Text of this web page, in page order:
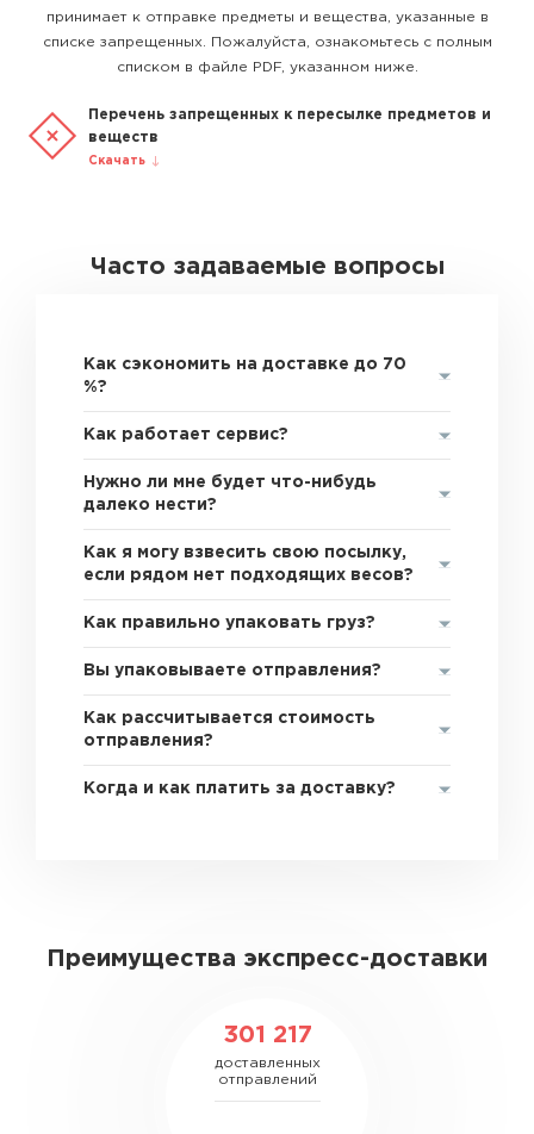
принимает к отправке предметы и вещества, указанные в
списке запрещенных. Пожалуйста, ознакомьтесь с полным
списком в файле PDF, указанном ниже.
Перечень запрещенных к пересылке предметов и
веществ
Скачать
Часто задаваемые вопросы
Как сэкономить на доставке до 70
%?
Как работает сервис?
Нужно ли мне будет что-нибудь
далеко нести?
Как я могу взвесить свою посылку,
если рядом нет подходящих весов?
Как правильно упаковать груз?
Вы упаковываете отправления?
Как рассчитывается стоимость
отправления?
Когда и как платить за доставку?
Преимущества экспресс-доставки
301 217
доставленных
отправлений